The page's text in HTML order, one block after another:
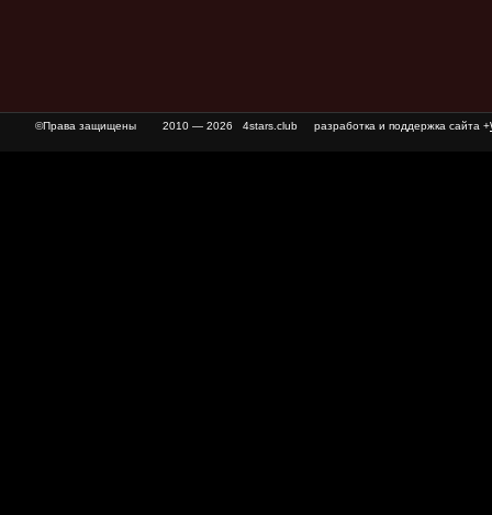
©Права защищены 2010 — 2026 4stars.club разработка и поддержка сайта +